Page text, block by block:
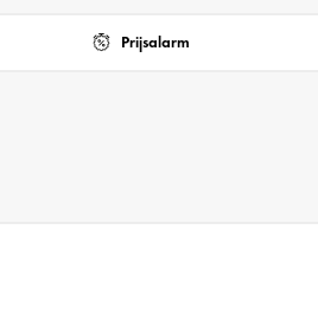
Prijsalarm